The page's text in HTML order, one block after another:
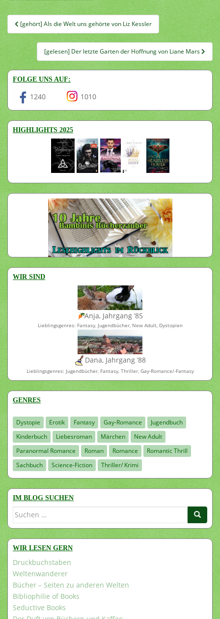
Beitragsnavigation
[gehört] Als die Welt uns gehörte von Liz Kessler
[gelesen] Der letzte Garten der Hoffnung von Liane Mars
FOLGE UNS AUF:
1240 1010
HIGHLIGHTS 2025
WIR SIND
Anja, Jahrgang ’85
Lieblingsgenres: Fantasy, Jugendbücher, New Adult, Dystopien
Dana, Jahrgang ’88
Lieblingsgenres: Jugendbücher, Fantasy, Thriller, Gay-Romance/-Fantasy
GENRES
Dystopie Erotik Fantasy Gay-Romance
Jugendbuch
Kinderbuch
Liebesroman Märchen
New Adult
Paranormal Romance
Roman Romance
Romantic Thrill
Sachbuch
Science-Fiction Thriller/ Krimi
IM BLOG SUCHEN
Suchen
WIR LESEN GERN
Druckbuchstaben
Weltenwanderer
Bücher – Seiten zu anderen Welten
Bibliophilie of Books
Seductive Books